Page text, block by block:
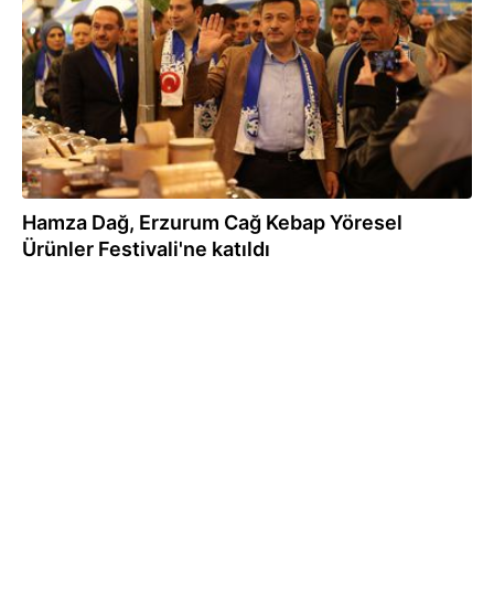
Hamza Dağ, Erzurum Cağ Kebap Yöresel
Ürünler Festivali'ne katıldı